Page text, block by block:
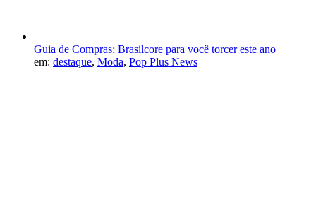
Guia de Compras: Brasilcore para você torcer este ano
em: destaque, Moda, Pop Plus News